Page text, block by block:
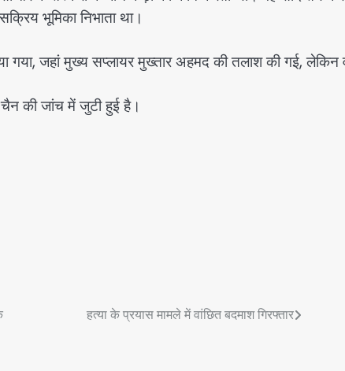
भूमिका निभाता था।
गया, जहां मुख्य सप्लायर मुख्तार अहमद की तलाश की गई, लेकिन
की जांच में जुटी हुई है।
हत्या के प्रयास मामले में वांछित बदमाश गिरफ्तार